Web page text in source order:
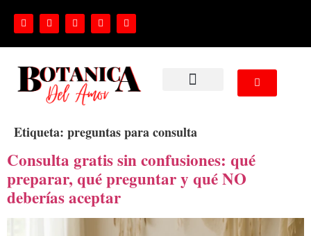
Etiqueta: preguntas para consulta
Consulta gratis sin confusiones: qué
preparar, qué preguntar y qué NO
deberías aceptar